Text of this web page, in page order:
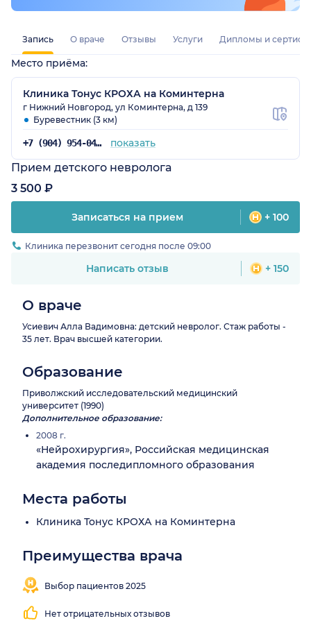
Запись О враче Отзывы Услуги Дипломы и
Место приёма:
Клиника Тонус КРОХА на Коминтерна
г Нижний Новгород, ул Коминтерна, д 139
Буревестник (3 км)
+7 (904) 954-04-35 показать
Прием детского невролога
3 500 ₽
Записаться на прием + 100
Клиника перезвонит сегодня после 09:00
Написать отзыв + 150
О враче
Усиевич Алла Вадимовна: детский невролог. Стаж работы -
35 лет. Врач высшей категории.
Образование
Приволжский исследовательский медицинский
университет (1990)
Дополнительное образование:
2008 г.
«Нейрохирургия», Российская медицинская
академия последипломного образования
Места работы
Клиника Тонус КРОХА на Коминтерна
Преимущества врача
Выбор пациентов 2025
Нет отрицательных отзывов